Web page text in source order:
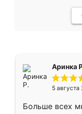
Аринка
5 августа
Больше всех